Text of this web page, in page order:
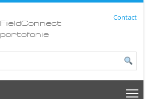
FieldConnect
portofonie
Contact